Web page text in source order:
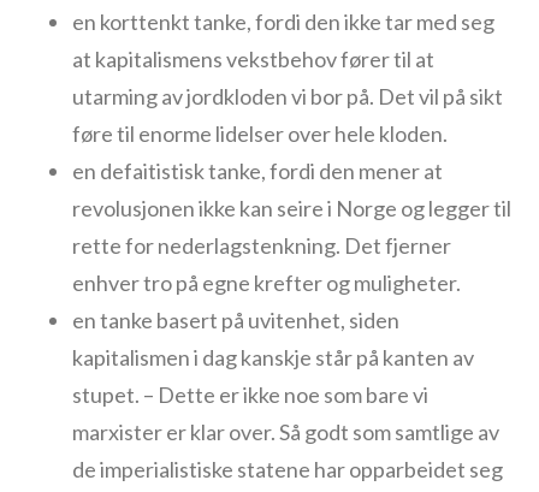
en korttenkt tanke, fordi den ikke tar med seg
at kapitalismens vekstbehov fører til at
utarming av jordkloden vi bor på. Det vil på sikt
føre til enorme lidelser over hele kloden.
en defaitistisk tanke, fordi den mener at
revolusjonen ikke kan seire i Norge og legger til
rette for nederlagstenkning. Det fjerner
enhver tro på egne krefter og muligheter.
en tanke basert på uvitenhet, siden
kapitalismen i dag kanskje står på kanten av
stupet. – Dette er ikke noe som bare vi
marxister er klar over. Så godt som samtlige av
de imperialistiske statene har opparbeidet seg